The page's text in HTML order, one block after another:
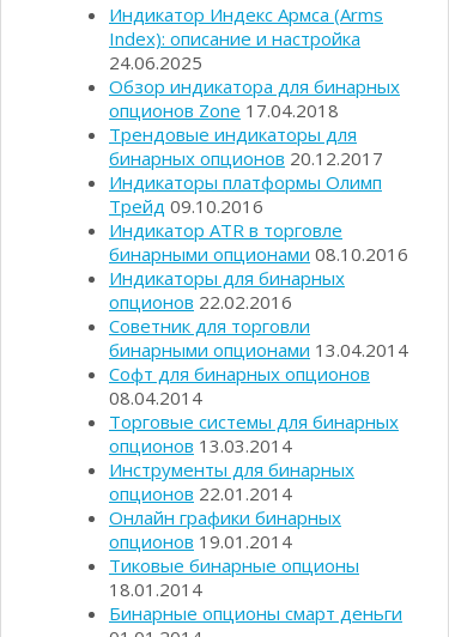
Индикатор Индекс Армса (Arms
Index): описание и настройка
24.06.2025
Обзор индикатора для бинарных
опционов Zone 17.04.2018
Трендовые индикаторы для
бинарных опционов 20.12.2017
Индикаторы платформы Олимп
Трейд 09.10.2016
Индикатор ATR в торговле
бинарными опционами 08.10.2016
Индикаторы для бинарных
опционов 22.02.2016
Советник для торговли
бинарными опционами 13.04.2014
Софт для бинарных опционов
08.04.2014
Торговые системы для бинарных
опционов 13.03.2014
Инструменты для бинарных
опционов 22.01.2014
Онлайн графики бинарных
опционов 19.01.2014
Тиковые бинарные опционы
18.01.2014
Бинарные опционы смарт деньги